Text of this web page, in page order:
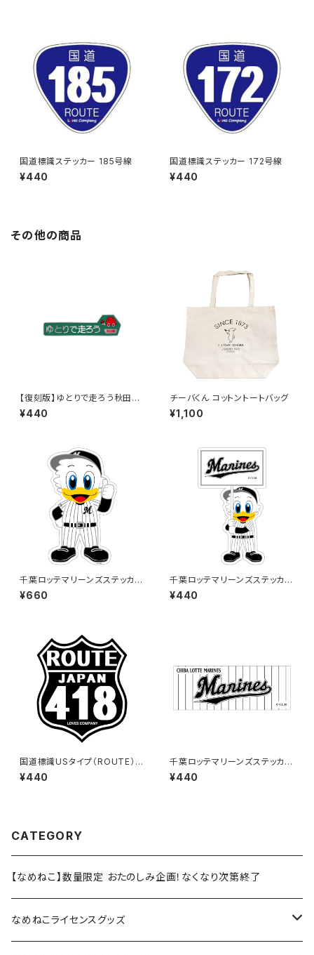
国道標識ステッカー 185号線
¥440
国道標識ステッカー 172号線
¥440
その他の商品
【復刻版】ゆとりで走ろう秋田県
（緑）：ステッカー
¥440
チーバくん コットントートバッグ
¥1,100
千葉ロッテマリーンズステッカー
13（大）
¥660
千葉ロッテマリーンズステッカー
12
¥440
国道標識USタイプ（ROUTE）ス
テッカー 418号線（ブラック）
¥440
千葉ロッテマリーンズステッカー
9
¥440
CATEGORY
【なめねこ】数量限定 おたのしみ企画！なくなり次第終了
なめねこライセンスグッズ